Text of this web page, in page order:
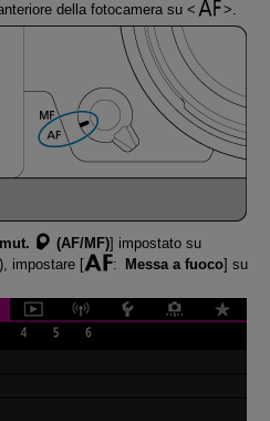
della fotocamera su
(AF/MF)] impostato su
), impostare [ : Messa a fuoco] su